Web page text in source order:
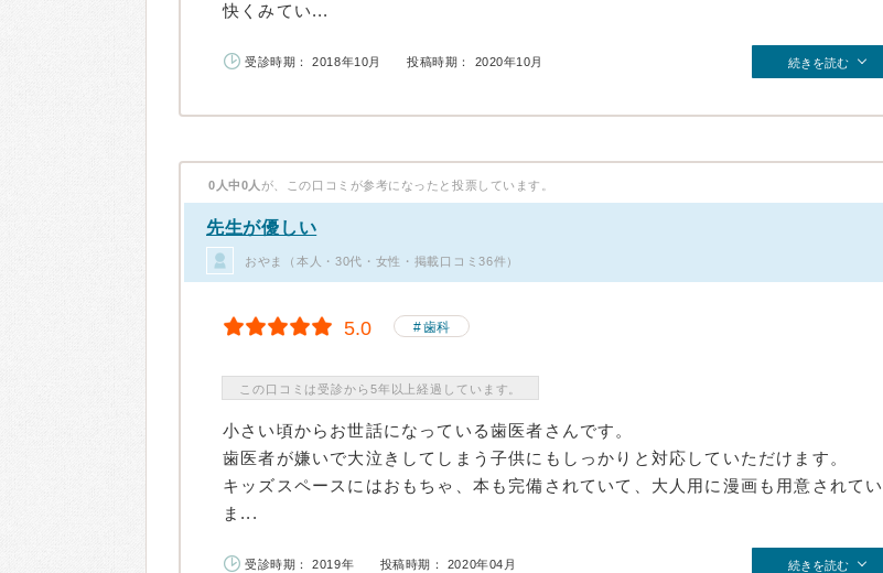
快くみてい...
受診時期： 2018年10月 投稿時期： 2020年10月 続きを読む
0人中0人 が、この口コミが参考になったと投票しています。
先生が優しい
おやま（本人・30代・女性・掲載口コミ36件）
5.0 歯科
この口コミは受診から5年以上経過しています。
小さい頃からお世話になっている歯医者さんです。
歯医者が嫌いで大泣きしてしまう子供にもしっかりと対応していただけます。
キッズスペースにはおもちゃ、本も完備されていて、大人用に漫画も用意されてい
ま...
受診時期： 2019年 投稿時期： 2020年04月 続きを読む